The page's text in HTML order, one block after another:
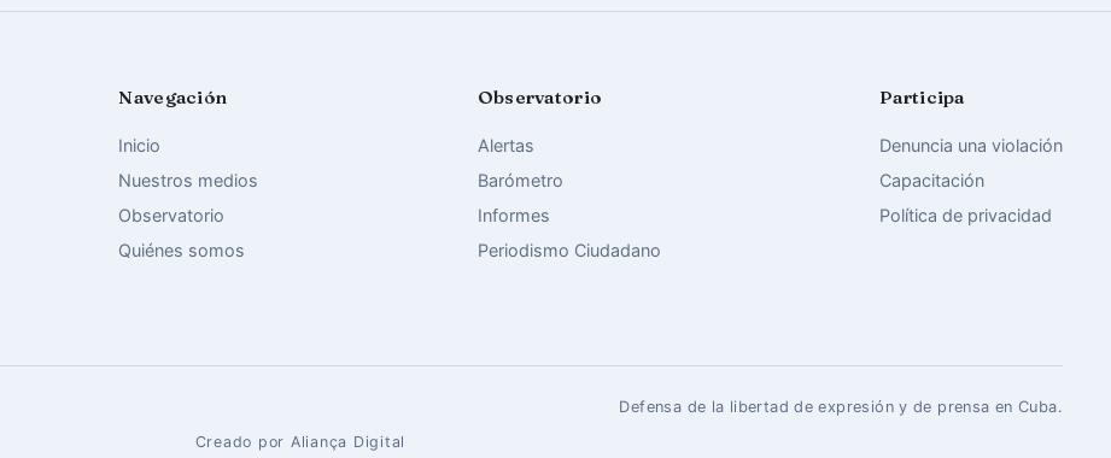
Navegación
Inicio
Nuestros medios
Observatorio
Quiénes somos
Observatorio
Alertas
Barómetro
Informes
Periodismo Ciudadano
Participa
Denuncia una violación
Capacitación
Política de privacidad
Defensa de la libertad de expresión y de prensa en Cuba.
Creado por Aliança Digital